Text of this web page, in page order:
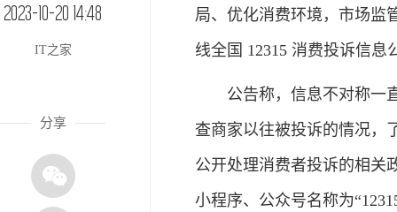
2023-10-20 14:48
IT之家
分享
局、优化消费环境，市场监
线全国 12315 消费投诉信
公告称，信息不对称一直
查商家以往被投诉的情况，
公开处理消费者投诉的相关
小程序、公众号名称为